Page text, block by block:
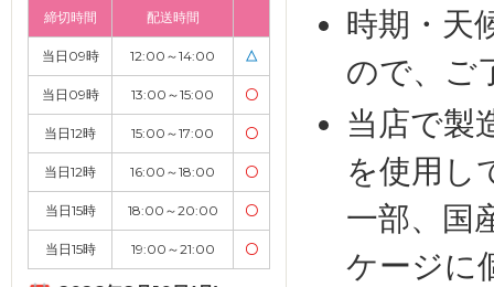
締切時間 配送時間
当日09時 12:00～14:00 △
当日09時 13:00～15:00 〇
当日12時 15:00～17:00 〇
当日12時 16:00～18:00 〇
当日15時 18:00～20:00 〇
当日15時 19:00～21:00 〇
時期・天
ので、ご
当店で製
を使用し
一部、国
ケージに